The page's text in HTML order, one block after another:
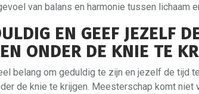
van balans en harmonie tussen lichaam
EN GEEF JEZELF
ONDER DE KNIE TE
belang om geduldig te zijn en jezelf de tijd
de knie te krijgen. Meesterschap komt niet